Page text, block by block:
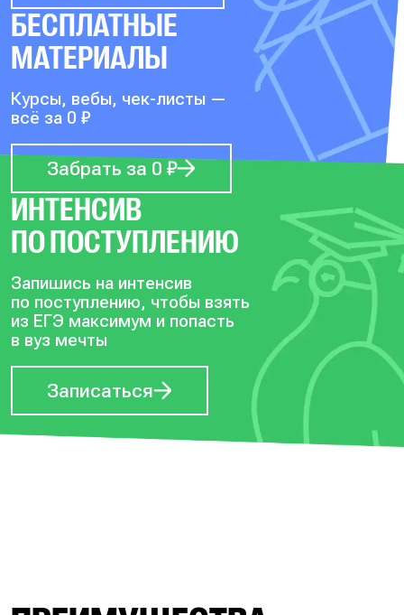
БЕСПЛАТНЫЕ
МАТЕРИАЛЫ
Курсы, вебы, чек-листы —
всё за 0 ₽
Забрать за 0 ₽
ИНТЕНСИВ
ПО ПОСТУПЛЕНИЮ
Запишись на интенсив
по поступлению, чтобы взять
из ЕГЭ максимум и попасть
в вуз мечты
Записаться